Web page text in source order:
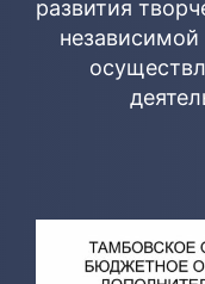
развития
независимой